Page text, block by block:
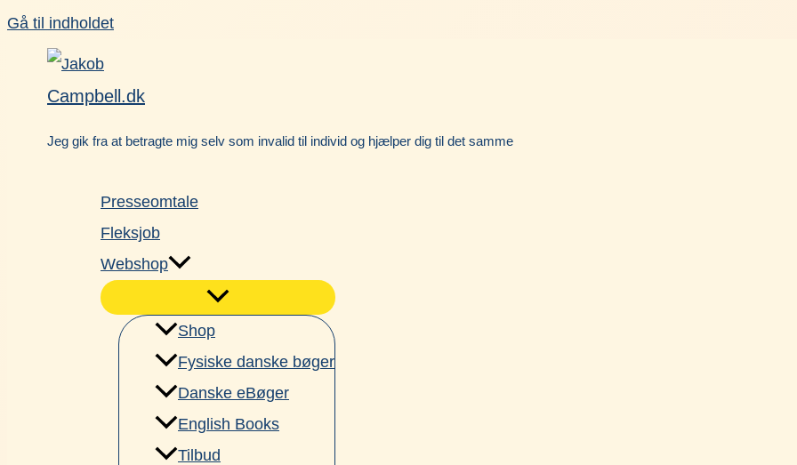
Gå til indholdet
Campbell.dk
Jeg gik fra at betragte mig selv som invalid til individ og hjælper dig til det samme
Presseomtale
Fleksjob
Webshop
Shop
Fysiske danske bøger
Danske eBøger
English Books
Tilbud